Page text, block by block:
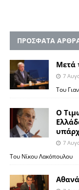
ΠΡΟΣΦΑΤΑ
Μετά
7
Του
Ο
7
Του Νίκου Λακόπουλου